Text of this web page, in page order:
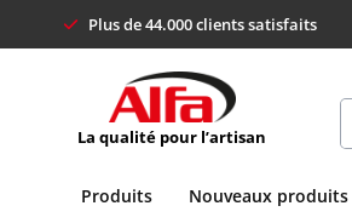
Plus de 44.000 clients satisfaits
La qualité pour l’artisan
Produits Nouveaux produits